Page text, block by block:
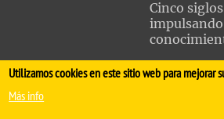
Cinco siglos
FACULTAD DE MEDICINA
Utilizamos cookies en este sitio web para mejorar
Más info